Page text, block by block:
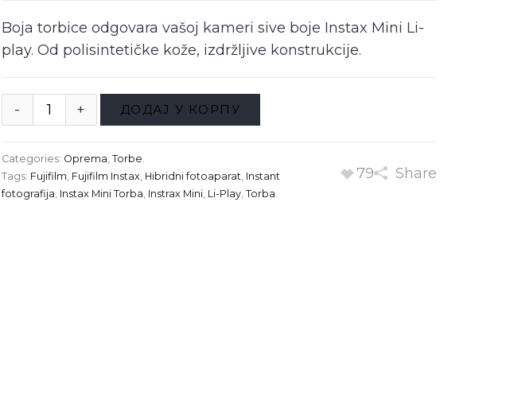
Boja torbice odgovara vašoj kameri sive boje Instax Mini Li-
play. Od polisintetičke kože, izdržljive konstrukcije.
ДОДАЈ У КОРПУ
Categories: Oprema, Torbe.
Tags: Fujifilm, Fujifilm Instax, Hibridni fotoaparat, Instant
fotografija, Instax Mini Torba, Instrax Mini, Li-Play, Torba.
79 Share